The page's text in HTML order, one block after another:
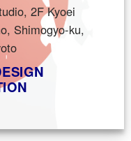
2F Kyoei
Shimogyo-ku,